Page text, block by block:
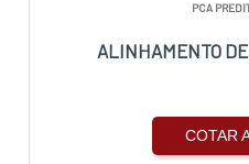
PCA
ALINHAMENTO
COTAR